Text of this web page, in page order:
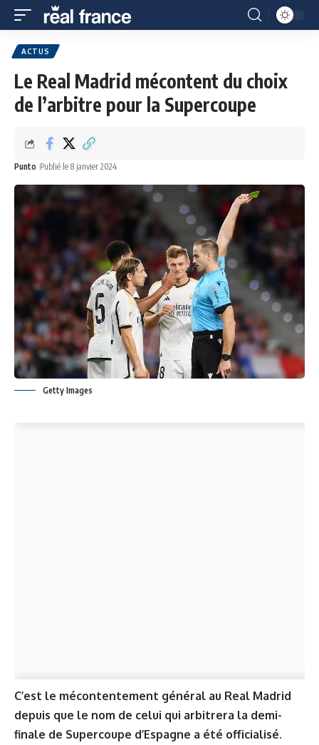
ACTUS
Le Real Madrid mécontent du choix
de l’arbitre pour la Supercoupe
Punto Publié le 8 janvier 2024
Getty Images
C’est le mécontentement général au Real Madrid
depuis que le nom de celui qui arbitrera la demi-
finale de Supercoupe d’Espagne a été officialisé.